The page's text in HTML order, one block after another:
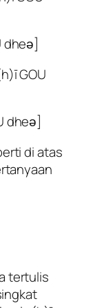
dheә]
GOU
dheә]
di atas
tertulis